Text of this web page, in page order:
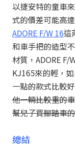
以捷安特的童車
式的價差可能高
ADORE F/W 16這
和車手把的造型
材質，ADORE F/
KJ165來的輕，
一點的款式比較好
他一輛比較重的
幫兒子買腳踏車
總結